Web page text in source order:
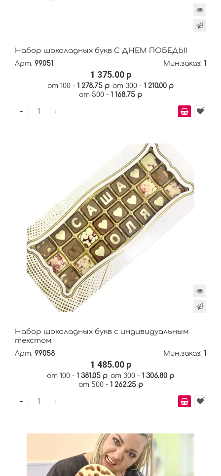
Набор шоколадных букв С ДНЁМ ПОБЕДЫ!
Арт. 99051 Мин.заказ: 1
1 375.00 р
от 100 - 1 278.75 р от 300 - 1 210.00 р
от 500 - 1 168.75 р
+
-
Набор шоколадных букв с индивидуальным
текстом
Арт. 99058 Мин.заказ: 1
1 485.00 р
от 100 - 1 381.05 р от 300 - 1 306.80 р
от 500 - 1 262.25 р
+
-